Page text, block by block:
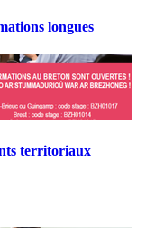
longues
territoriaux